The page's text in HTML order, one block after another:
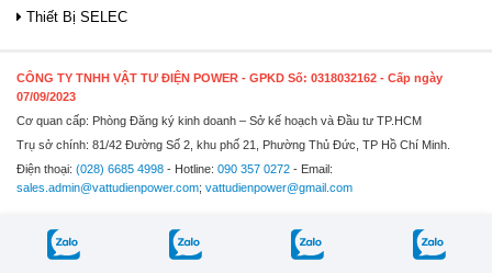
Thiết Bị SELEC
CÔNG TY TNHH VẬT TƯ ĐIỆN POWER - GPKD Số: 0318032162 - Cấp ngày
07/09/2023
Cơ quan cấp: Phòng Đăng ký kinh doanh – Sở kế hoạch và Đầu tư TP.HCM
Trụ sở chính: 81/42 Đường Số 2, khu phố 21, Phường Thủ Đức, TP Hồ Chí Minh.
Điện thoại: (028) 6685 4998 - Hotline: 090 357 0272 - Email:
sales.admin@vattudienpower.com; vattudienpower@gmail.com